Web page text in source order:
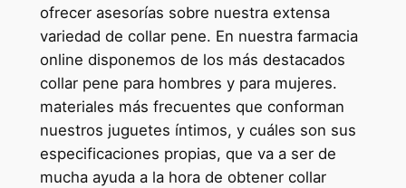
ofrecer asesorías sobre nuestra extensa
variedad de collar pene. En nuestra farmacia
online disponemos de los más destacados
collar pene para hombres y para mujeres.
materiales más frecuentes que conforman
nuestros juguetes íntimos, y cuáles son sus
especificaciones propias, que va a ser de
mucha ayuda a la hora de obtener collar